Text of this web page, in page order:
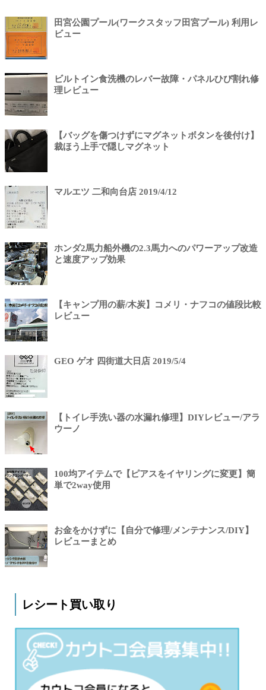
田宮公園プール(ワークスタッフ田宮プール) 利用レ
ビュー
ビルトイン食洗機のレバー故障・パネルひび割れ修
理レビュー
【バッグを傷つけずにマグネットボタンを後付け】
裁ほう上手で隠しマグネット
マルエツ 二和向台店 2019/4/12
ホンダ2馬力船外機の2.3馬力へのパワーアップ改造
と速度アップ効果
【キャンプ用の薪/木炭】コメリ・ナフコの値段比較
レビュー
GEO ゲオ 四街道大日店 2019/5/4
【トイレ手洗い器の水漏れ修理】DIYレビュー/アラ
ウーノ
100均アイテムで【ピアスをイヤリングに変更】簡
単で2way使用
お金をかけずに【自分で修理/メンテナンス/DIY】
レビューまとめ
レシート買い取り